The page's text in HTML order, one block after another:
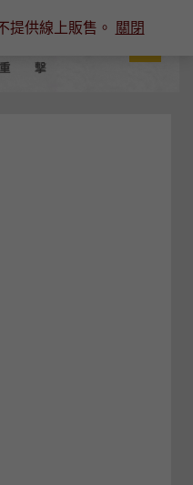
提供線上販售。 關閉